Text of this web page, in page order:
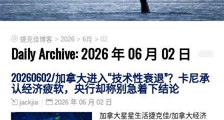
捷克佳博客 > 2026 >6月 >02
Daily Archive:2026 年 06 月 02 日
20260602/加拿大进入“技术性衰退”？卡尼承
认经济疲软，央行却称别急着下结论
jackjia 2026 年 06 月 02 日
加拿大星星生活捷克佳/加拿大经济